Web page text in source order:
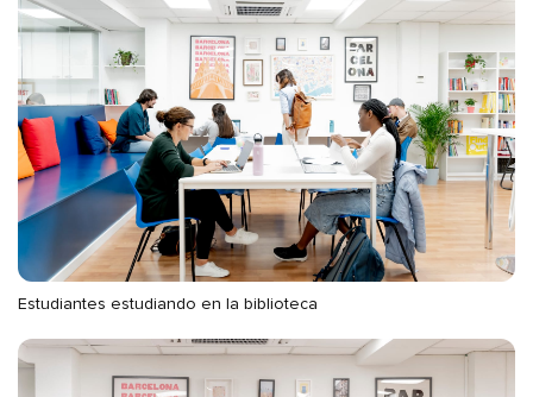
Estudiantes estudiando en la biblioteca